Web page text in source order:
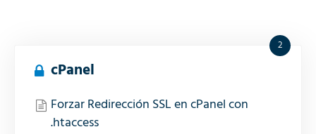
cPanel
2
Forzar Redirección SSL en cPanel con
.htaccess